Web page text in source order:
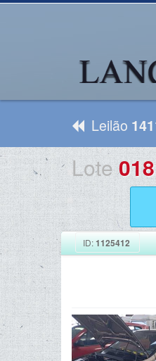
Leilão
Lote018
ID:1125412